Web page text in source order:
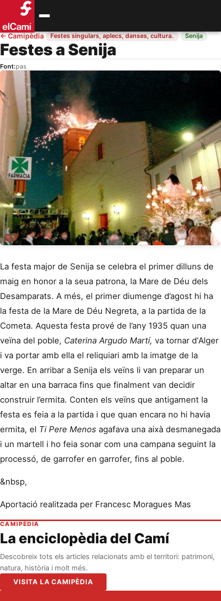
←Camipèdia· Festes singulars, aplecs, danses, cultura. · Senija
Festes a Senija
Font:pas
La festa major de Senija se celebra el primer dilluns de
maig en honor a la seua patrona, la Mare de Déu dels
Desamparats. A més, el primer diumenge d’agost hi ha
la festa de la Mare de Déu Negreta, a la partida de la
Cometa. Aquesta festa prové de l’any 1935 quan una
veïna del poble, Caterina Argudo Martí, va tornar d'Alger
i va portar amb ella el reliquiari amb la imatge de la
verge. En arribar a Senija els veïns li van preparar un
altar en una barraca fins que finalment van decidir
construir l’ermita. Conten els veïns que antigament la
festa es feia a la partida i que quan encara no hi havia
ermita, el Ti Pere Menos agafava una aixà desmanegada
i un martell i ho feia sonar com una campana seguint la
processó, de garrofer en garrofer, fins al poble.
&nbsp,
Aportació realitzada per Francesc Moragues Mas
CAMIPÈDIA
La enciclopèdia del Camí
Descobreix tots els articles relacionats amb el territori: patrimoni,
natura, història i molt més.
VISITA LA CAMIPÈDIA